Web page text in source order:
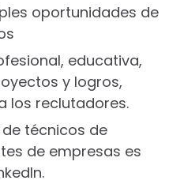
oportunidades de
educativa,
y logros,
los reclutadores.
técnicos de
de empresas es